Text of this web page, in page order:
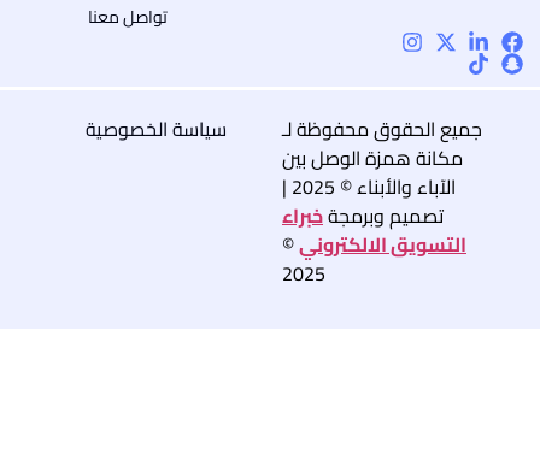
تواصل معنا
جميع الحقوق محفوظة لـ
مكانة همزة الوصل بين
الآباء والأبناء © 2025 |
تصميم وبرمجةخبراء
التسويق الالكتروني©
2025
سياسة الخصوصية